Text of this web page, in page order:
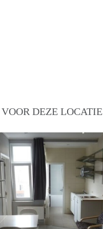
DEZE LOCATIE